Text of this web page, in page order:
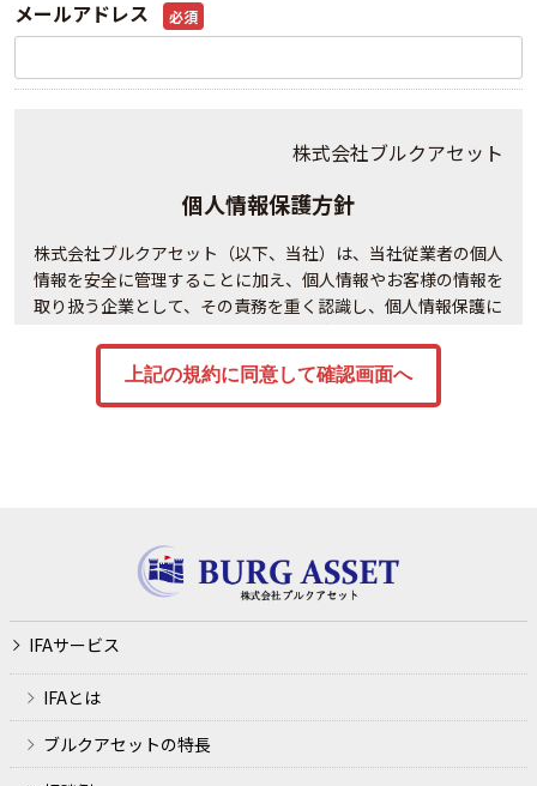
メールアドレス 必須
株式会社ブルクアセット
個人情報保護方針
株式会社ブルクアセット（以下、当社）は、当社従業者の個人
情報を安全に管理することに加え、個人情報やお客様の情報を
取り扱う企業として、その責務を重く認識し、個人情報保護に
関する法令及び社会秩序を遵守の上、次の通り個人情報保護方
針を定め、当社の全役員及び全従業員は個人情報の適正な保護
に努めます。
講演会、セミナー等の開催
金融商品仲介業務、生命保険募集業務、法律によりＦＰ事
務所が営むことのできる業務およびこれらに付随する業務
利用目的
ファイナンシャルプランナー業務、金融商品仲介業、生損
保代理店業務の遂行のため
IFAサービス
IFAとは
ブルクアセットの特長